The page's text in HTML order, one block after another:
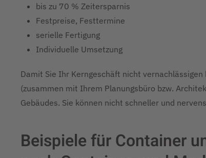
bis zu 70 % Zeitersparnis
Festpreise, Festtermine
serielle Fertigung
Individuelle Umsetzung
Damit Sie Ihr Kerngeschäft nicht
(zusammen mit Ihrem Planungsbüro bzw.
Gebäudes. Sie können nicht schneller und
Beispiele für Container